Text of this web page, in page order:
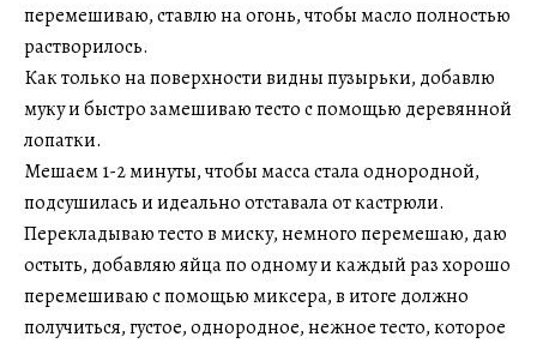
перемешиваю, ставлю на огонь, чтобы масло полностью
растворилось.
Как только на поверхности видны пузырьки, добавлю
муку и быстро замешиваю тесто с помощью деревянной
лопатки.
Мешаем 1-2 минуты, чтобы масса стала однородной,
подсушилась и идеально отставала от кастрюли.
Перекладываю тесто в миску, немного перемешаю, даю
остыть, добавляю яйца по одному и каждый раз хорошо
перемешиваю с помощью миксера, в итоге должно
получиться, густое, однородное, нежное тесто, которое